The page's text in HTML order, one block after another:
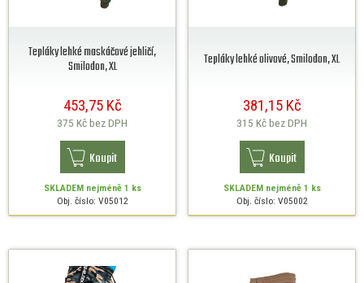
Tepláky lehké maskáčové jehličí,
Smilodon, XL
453,75 Kč
375 Kčbez DPH
Koupit
SKLADEMnejméně 1 ks
Obj. číslo: V05012
Tepláky lehké olivové, Smilodon, XL
381,15 Kč
315 Kčbez DPH
Koupit
SKLADEMnejméně 1 ks
Obj. číslo: V05002